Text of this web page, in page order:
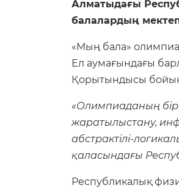
Алматыдағы
балалардың
«Мың бала»
Ел аумағындағы
Қорытындысы
«Олимпиаданың
жаратылыстану,
абстрактілі-
қаласындағы
Республикалық